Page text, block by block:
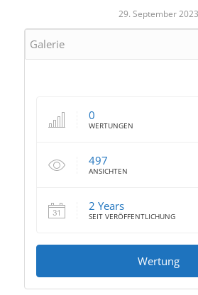
29. September 2023
0
WERTUNGEN
497
ANSICHTEN
2 Years
SEIT VERÖFFENTLICHUNG
Wertung